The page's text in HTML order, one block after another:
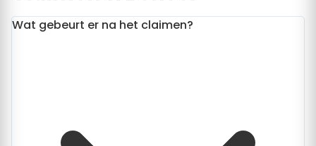
Wat gebeurt er na het claimen?